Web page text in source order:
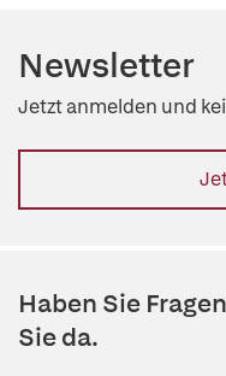
Newsletter
Jetzt anmelden und
Haben Sie
Sie da.